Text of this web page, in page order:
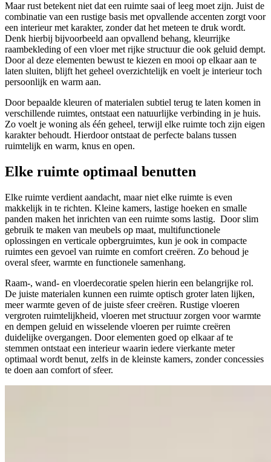
Maar rust betekent niet dat een ruimte saai of leeg moet zijn. Juist de
combinatie van een rustige basis met opvallende accenten zorgt voor
een interieur met karakter, zonder dat het meteen te druk wordt.
Denk hierbij bijvoorbeeld aan opvallend behang, kleurrijke
raambekleding of een vloer met rijke structuur die ook geluid dempt.
Door al deze elementen bewust te kiezen en mooi op elkaar aan te
laten sluiten, blijft het geheel overzichtelijk en voelt je interieur toch
persoonlijk en warm aan.
Door bepaalde kleuren of materialen subtiel terug te laten komen in
verschillende ruimtes, ontstaat een natuurlijke verbinding in je huis.
Zo voelt je woning als één geheel, terwijl elke ruimte toch zijn eigen
karakter behoudt. Hierdoor ontstaat de perfecte balans tussen
ruimtelijk en warm, knus en open.
Elke ruimte optimaal benutten
Elke ruimte verdient aandacht, maar niet elke ruimte is even
makkelijk in te richten. Kleine kamers, lastige hoeken en smalle
panden maken het inrichten van een ruimte soms lastig. Door slim
gebruik te maken van meubels op maat, multifunctionele
oplossingen en verticale opbergruimtes, kun je ook in compacte
ruimtes een gevoel van ruimte en comfort creëren. Zo behoud je
overal sfeer, warmte en functionele samenhang.
Raam-, wand- en vloerdecoratie spelen hierin een belangrijke rol.
De juiste materialen kunnen een ruimte optisch groter laten lijken,
meer warmte geven of de juiste sfeer creëren. Rustige vloeren
vergroten ruimtelijkheid, vloeren met structuur zorgen voor warmte
en dempen geluid en wisselende vloeren per ruimte creëren
duidelijke overgangen. Door elementen goed op elkaar af te
stemmen ontstaat een interieur waarin iedere vierkante meter
optimaal wordt benut, zelfs in de kleinste kamers, zonder concessies
te doen aan comfort of sfeer.